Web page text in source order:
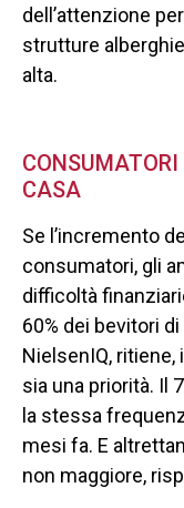
dell’attenzione
strutture
alta.
CASA
Se l’incremento
consumatori, gli
difficoltà
60% dei bevitori
NielsenIQ,
sia una priorità. Il
la stessa
mesi fa. E
non maggiore,